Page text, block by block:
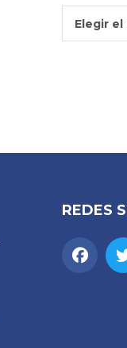
PorElegir el
REDES